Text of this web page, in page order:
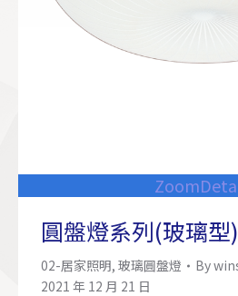
Zoom
圓盤燈系列(玻璃型
02-居家照明, 玻璃圓盤燈 By
2021 年 12 月 21 日